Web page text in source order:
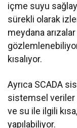
içme suyu
sürekli olarak
meydana
kısalıyor.
Ayrıca SCADA
sistemsel veriler
ve su ile ilgili
yapılabiliyor.